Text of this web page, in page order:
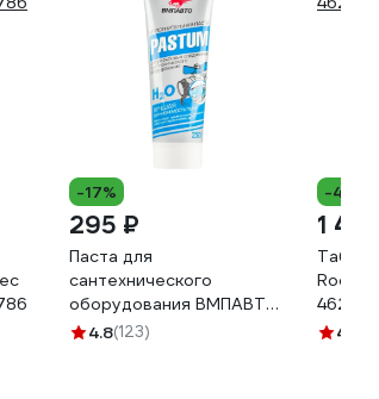
-17%
295 ₽
Паста для
сантехнического
оборудования ВМПАВТО
Pastum H2O, 250 г, туба
4.8(123)
-4%
1
4.6